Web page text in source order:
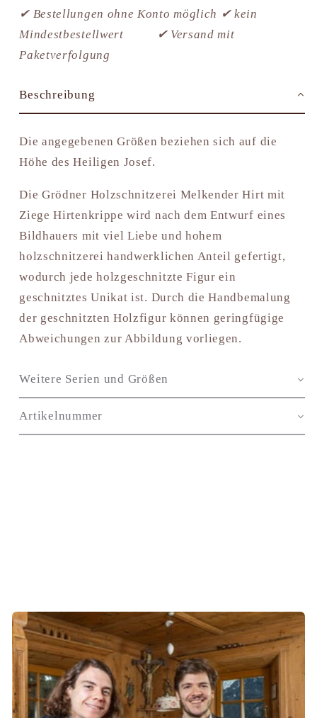
✔ Bestellungen ohne Konto möglich ✔ kein
Mindestbestellwert ✔ Versand mit
Paketverfolgung
Beschreibung
Die angegebenen Größen beziehen sich auf die
Höhe des Heiligen Josef.
Die Grödner Holzschnitzerei Melkender Hirt mit
Ziege Hirtenkrippe wird nach dem Entwurf eines
Bildhauers mit viel Liebe und hohem
holzschnitzerei handwerklichen Anteil gefertigt,
wodurch jede holzgeschnitzte Figur ein
geschnitztes Unikat ist. Durch die Handbemalung
der geschnitzten Holzfigur können geringfügige
Abweichungen zur Abbildung vorliegen.
Weitere Serien und Größen
Artikelnummer